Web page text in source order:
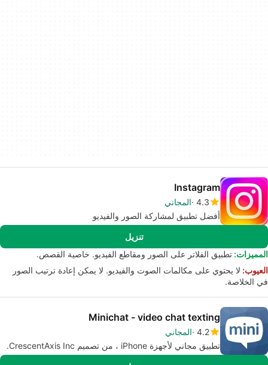
Instagram
4.3 المجاني
أفضل تطبيق لمشاركة الصور والفيديو
تنزيل
المميزات: تطبيق الفلاتر على الصور ومقاطع الفيديو. خاصية القصص.
العيوب: لا يحتوي على مكالمات الصوت والفيديو. لا يمكن إعادة ترتيب الصور
في الخلاصة.
Minichat - video chat texting
4.2 المجاني
تطبيق مجاني لأجهزة iPhone ، من تصميم CrescentAxis Inc.